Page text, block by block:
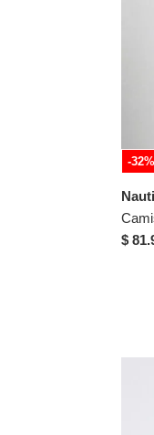
-32%
$